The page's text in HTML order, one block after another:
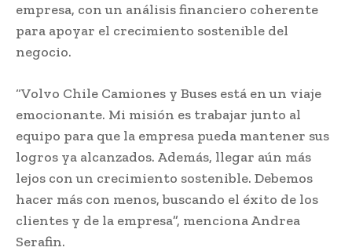
empresa, con un análisis financiero coherente
para apoyar el crecimiento sostenible del
negocio.
“Volvo Chile Camiones y Buses está en un viaje
emocionante. Mi misión es trabajar junto al
equipo para que la empresa pueda mantener sus
logros ya alcanzados. Además, llegar aún más
lejos con un crecimiento sostenible. Debemos
hacer más con menos, buscando el éxito de los
clientes y de la empresa”, menciona Andrea
Serafin.